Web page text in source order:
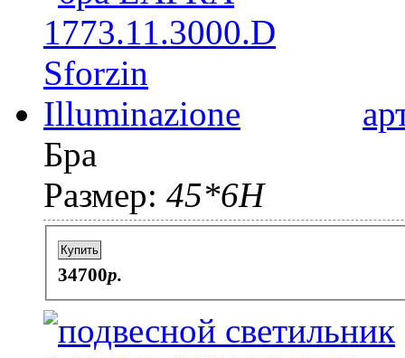
Бра
Размер: 45*6H
Купить
34700p.